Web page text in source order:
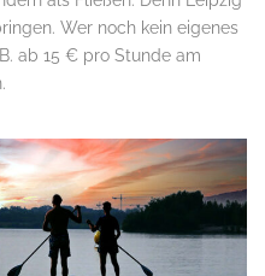
Wer noch kein eigenes
ab 15 € pro Stunde am